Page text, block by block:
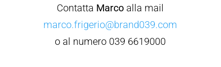
Contatta Marco alla mail
marco.frigerio@brand039.com
o al numero 039 6619000